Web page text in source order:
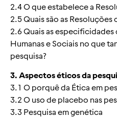
2.4 O que estabelece a
2.5 Quais são as
2.6 Quais as especificidades
Humanas e Sociais no que
pesquisa?
3. Aspectos éticos da
3.1 O porquê da Ética em
3.2 O uso de placebo nas
3.3 Pesquisa em genética